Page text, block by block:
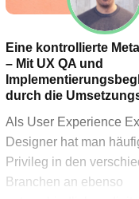
Eine kontrollierte
– Mit UX QA und
durch die
Als User Experience
Designer hat man
Privileg in den
Branchen an ebenso